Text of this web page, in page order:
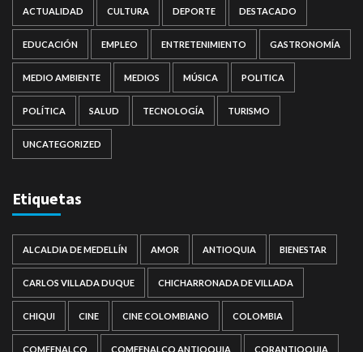
ACTUALIDAD CULTURA DEPORTE DESTACADO
EDUCACIÓN EMPLEO ENTRETENIMIENTO GASTRONOMÍA
MEDIO AMBIENTE MEDIOS MÚSICA POLITICA
POLÍTICA SALUD TECNOLOGÍA TURISMO
UNCATEGORIZED
Etiquetas
ALCALDIA DE MEDELLÍN AMOR ANTIOQUIA BIENESTAR
CARLOS VILLADA DUQUE CHICHARRONADA DE VILLADA
CHIQUI CINE CINE COLOMBIANO COLOMBIA
COMFENALCO COMFENALCO ANTIOQUIA CORANTIOQUIA